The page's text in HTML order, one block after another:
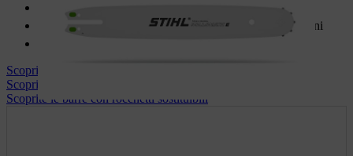
Ideale per motoseghe di categoria media e alte prestazioni
Scopri le spranghe in tre parti
Scopri le barre leggere
Scoprite le barre con rocchetti sostituibili